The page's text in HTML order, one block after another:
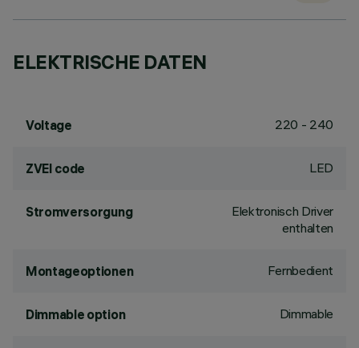
ELEKTRISCHE DATEN
Voltage 220 - 240
ZVEI code LED
Stromversorgung
Elektronisch Driver
enthalten
Montageoptionen Fernbedient
Dimmable option Dimmable